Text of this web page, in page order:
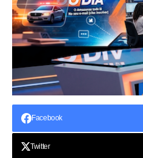
Facebook
Twitter